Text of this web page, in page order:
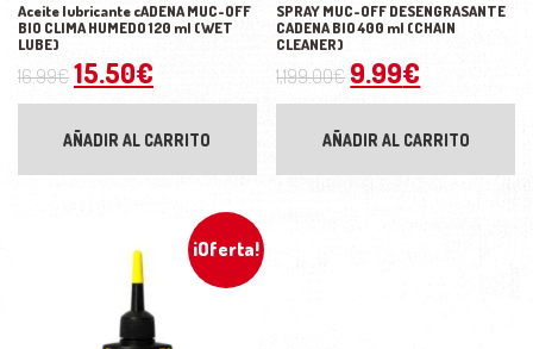
Aceite lubricante cADENA MUC-OFF
BIO CLIMA HUMEDO 120 ml (WET
LUBE)
16.99€ El precio original era: 16.99€.
15.50€ El precio actual es: 15.50€.
AÑADIR AL CARRITO
SPRAY MUC-OFF DESENGRASANTE
CADENA BIO 400 ml (CHAIN
CLEANER)
1,199.00€ El precio
9.99€
AÑADIR AL CARRITO
¡Oferta!